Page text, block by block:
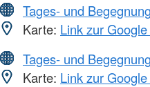
Tages- und
Karte: Link zur
Tages- und
Karte: Link zur